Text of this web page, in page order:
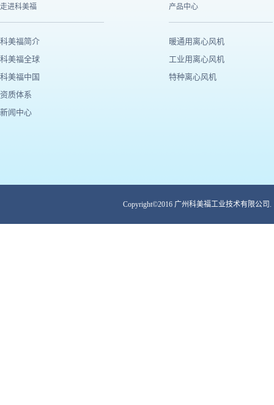
走进科美福
科美福简介
科美福全球
科美福中国
资质体系
新闻中心
产品中心
暖通用离心风机
工业用离心风机
特种离心风机
Copyright©2016 广州科美福工业技术有限公